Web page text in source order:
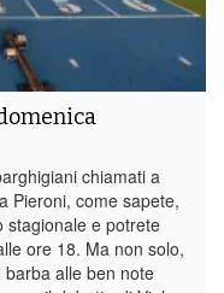
chiamati a
Pieroni, come sapete,
stagionale e potrete
ore 18. Ma non solo,
barba alle ben note